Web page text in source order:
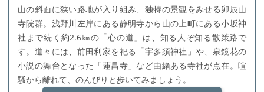
山の斜面に狭い路地が入り組み、独特の景観をみせる卯辰山
寺院群。浅野川左岸にある静明寺から山の上町にある小坂神
社まで続く約2.6㎞の「心の道」は、知る人ぞ知る散策路で
す。道々には、前田利家を祀る「宇多須神社」や、泉鏡花の
小説の舞台となった「蓮昌寺」など由緒ある寺社が点在。喧
騒から離れて、のんびりと歩いてみましょう。